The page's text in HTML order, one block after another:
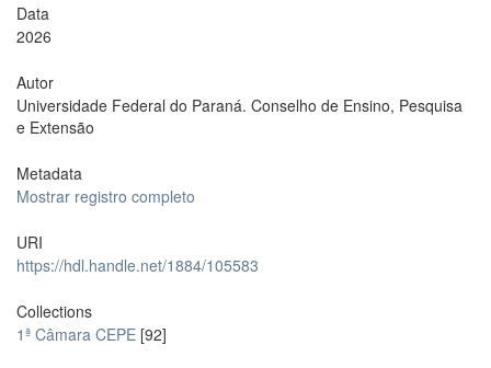
Data
2026
Autor
Universidade Federal do Paraná. Conselho de Ensino, Pesquisa
e Extensão
Metadata
Mostrar registro completo
URI
https://hdl.handle.net/1884/105583
Collections
1ª Câmara CEPE [92]